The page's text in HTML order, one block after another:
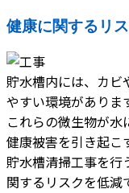
健康に関するリ
貯水槽内には、カビ
やすい環境がありま
これらの微生物が水
健康被害を引き起こ
貯水槽清掃工事を行
関するリスクを低減